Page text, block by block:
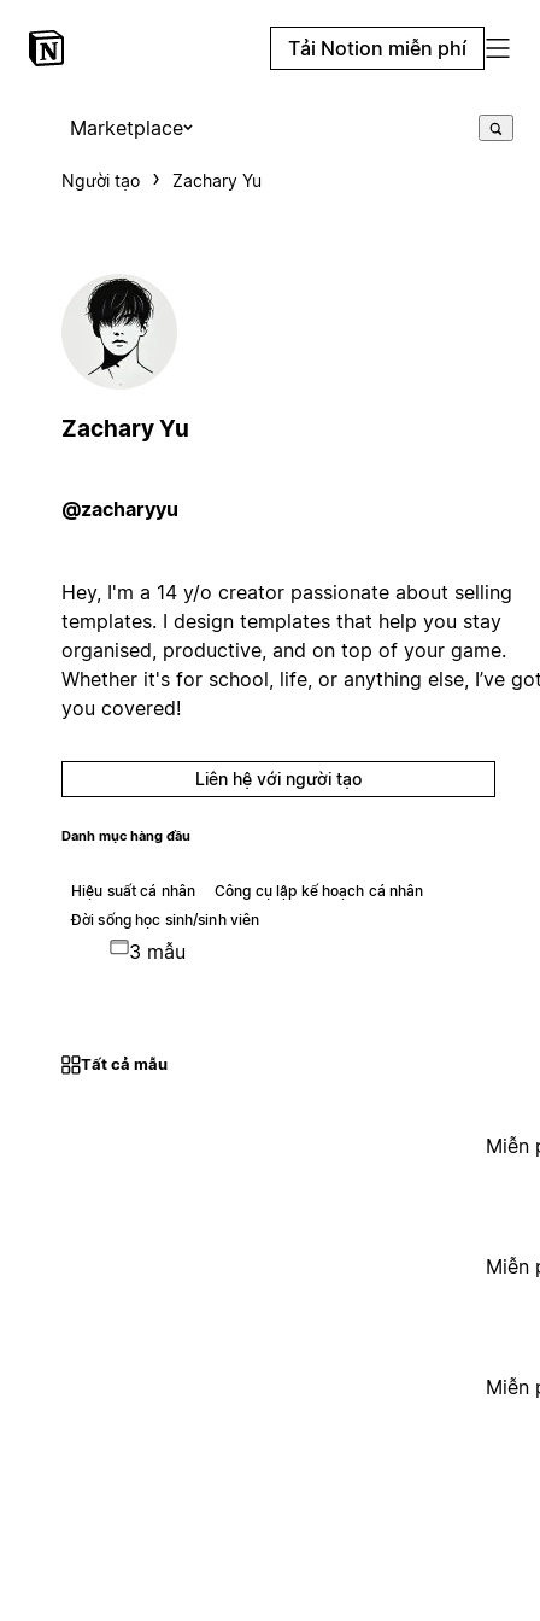
Tải Notion miễn phí
Marketplace
Người tạo Zachary Yu
Zachary Yu
@zacharyyu
Hey, I'm a 14 y/o creator passionate about selling
templates. I design templates that help you stay
organised, productive, and on top of your game.
Whether it's for school, life, or anything else, I’ve
you covered!
Liên hệ với người tạo
Danh mục hàng đầu
Hiệu suất cá nhân
Công cụ lập kế hoạch cá nhân
Đời sống học sinh/sinh viên
3 mẫu
Tất cả mẫu
Miễn
Miễn
Miễn